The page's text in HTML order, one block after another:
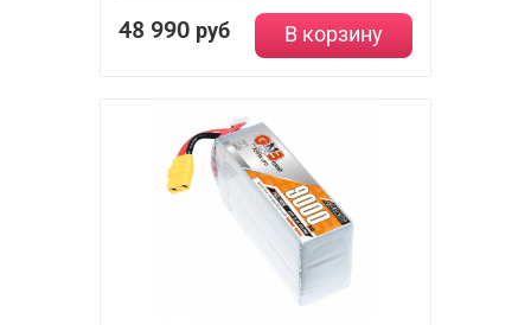
48 990 руб В корзину